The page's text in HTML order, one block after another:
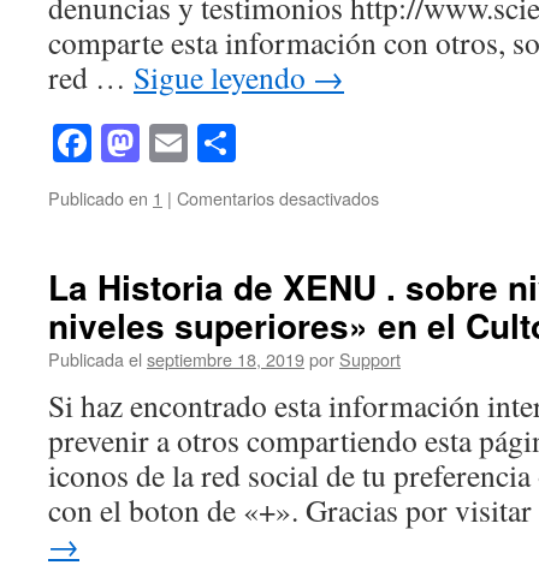
comparte esta información con otros,
red … Sigue leyendo →
Facebook
Mastodon
Email
Publicado en 1 | Comentarios desactivadosen
documentales
de
BBC
y
muestran
la
corrupción
y
Acciones
Criminales
La Historia de XENU . sobre
niveles superiores» en el
Publicada el septiembre 18, 2019por Support
Si haz encontrado esta información
prevenir a otros compartiendo esta
iconos de la red social de tu
con el boton de «+». Gracias por
→